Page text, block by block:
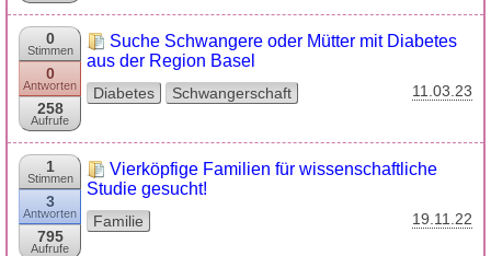
0
Stimmen
0
Antworten
258
Aufrufe
Suche Schwangere oder Mütter mit Diabetes
aus der Region Basel
Diabetes Schwangerschaft 11.03.23
1
Stimmen
3
Antworten
795
Aufrufe
Vierköpfige Familien für wissenschaftliche
Studie gesucht!
Familie 19.11.22